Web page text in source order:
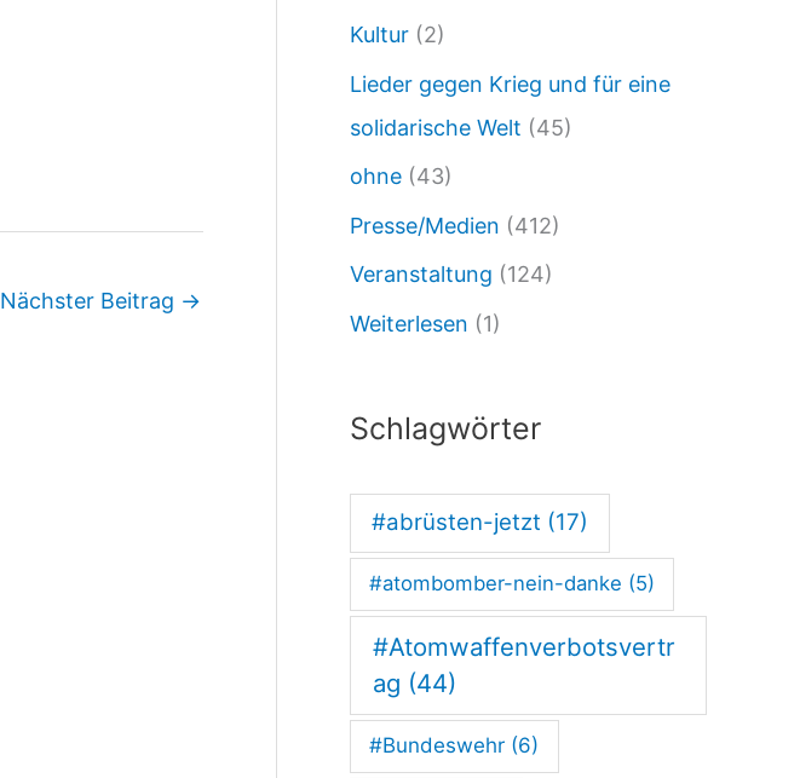
Nächster Beitrag →
d
l
e
i
n
Kultur (2)
Lieder gegen Krieg und für eine
solidarische Welt (45)
ohne (43)
Presse/Medien (412)
Veranstaltung (124)
Weiterlesen (1)
Schlagwörter
#abrüsten-jetzt (17)
#atombomber-nein-danke (5)
#Atomwaffenverbotsvertr
ag (44)
#Bundeswehr (6)